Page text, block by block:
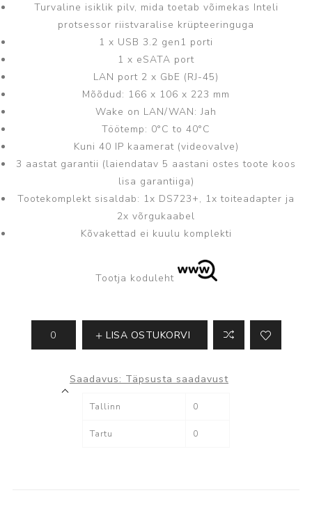
Turvaline isiklik pilv, mida toetab võimekas Inteli
protsessor riistvaralise krüpteeringuga
1 x USB 3.2 gen1 porti
1 x eSATA port
LAN port 2 x GbE (RJ-45)
Mõõdud: 166 x 106 x 223 mm
Wake on LAN/WAN: Jah
Töötemp: 0°C to 40°C
Kuni 40 IP kaamerat (videovalve)
3 aastat garantii (laiendatav 5 aastani ostes toote koos
lisa garantiiga)
Tootekomplekt sisaldab: 1x DS723+, 1x toiteadapter ja
2x võrgukaabel
Kõvakettad ei kuulu komplekti
Tootja koduleht
LISA OSTUKORVI
Saadavus: Täpsusta saadavust
Tallinn 0
Tartu 0